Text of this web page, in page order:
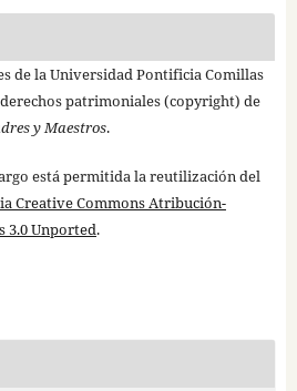
de la Universidad Pontificia Comillas
patrimoniales (copyright) de
y Maestros.
está permitida la reutilización del
Creative Commons Atribución-
3.0 Unported.